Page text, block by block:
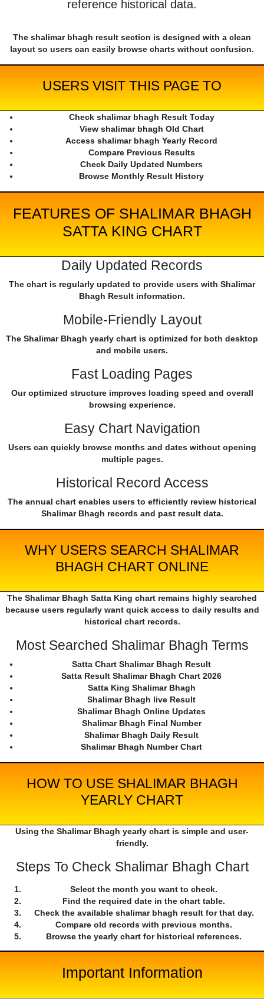
reference historical data.
The shalimar bhagh result section is designed with a clean
layout so users can easily browse charts without confusion.
USERS VISIT THIS PAGE TO
Check shalimar bhagh Result Today
View shalimar bhagh Old Chart
Access shalimar bhagh Yearly Record
Compare Previous Results
Check Daily Updated Numbers
Browse Monthly Result History
FEATURES OF SHALIMAR BHAGH
SATTA KING CHART
Daily Updated Records
The chart is regularly updated to provide users with Shalimar
Bhagh Result information.
Mobile-Friendly Layout
The Shalimar Bhagh yearly chart is optimized for both desktop
and mobile users.
Fast Loading Pages
Our optimized structure improves loading speed and overall
browsing experience.
Easy Chart Navigation
Users can quickly browse months and dates without opening
multiple pages.
Historical Record Access
The annual chart enables users to efficiently review historical
Shalimar Bhagh records and past result data.
WHY USERS SEARCH SHALIMAR
BHAGH CHART ONLINE
The Shalimar Bhagh Satta King chart remains highly searched
because users regularly want quick access to daily results and
historical chart records.
Most Searched Shalimar Bhagh Terms
Satta Chart Shalimar Bhagh Result
Satta Result Shalimar Bhagh Chart 2026
Satta King Shalimar Bhagh
Shalimar Bhagh live Result
Shalimar Bhagh Online Updates
Shalimar Bhagh Final Number
Shalimar Bhagh Daily Result
Shalimar Bhagh Number Chart
HOW TO USE SHALIMAR BHAGH
YEARLY CHART
Using the Shalimar Bhagh yearly chart is simple and user-
friendly.
Steps To Check Shalimar Bhagh Chart
Select the month you want to check.
Find the required date in the chart table.
Check the available shalimar bhagh result for that day.
Compare old records with previous months.
Browse the yearly chart for historical references.
Important Information